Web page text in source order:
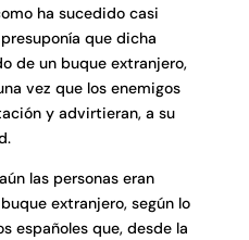
ha sucedido casi
que dicha
de un buque extranjero,
vez que los enemigos
y advirtieran, a su
las personas eran
extranjero, según lo
españoles que, desde la